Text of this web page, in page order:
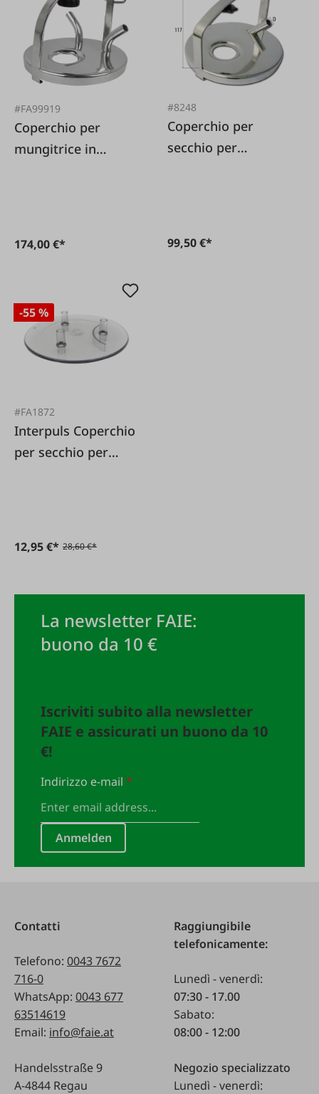
#FA99919
Coperchio per
mungitrice in
174,00 €*
#8248
Coperchio per
secchio per
99,50 €*
-55 %
#FA1872
Interpuls Coperchio
per secchio per
12,95 €* 28,60 €*
La newsletter FAIE:
buono da 10 €
Iscriviti subito alla newsletter
FAIE e assicurati un buono da 10
€!
Indirizzo e-mail*
Anmelden
Contatti
Telefono: 0043 7672
716-0
WhatsApp: 0043 677
63514619
Email: info@faie.at
Handelsstraße 9
A-4844 Regau
Raggiungibile
telefonicamente:
Lunedì - venerdì:
07:30 - 17.00
Sabato:
08:00 - 12:00
Negozio specializzato
Lunedì - venerdì: